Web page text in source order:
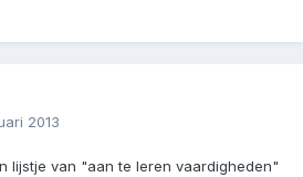
2013
lijstje van "aan te leren vaardigheden"